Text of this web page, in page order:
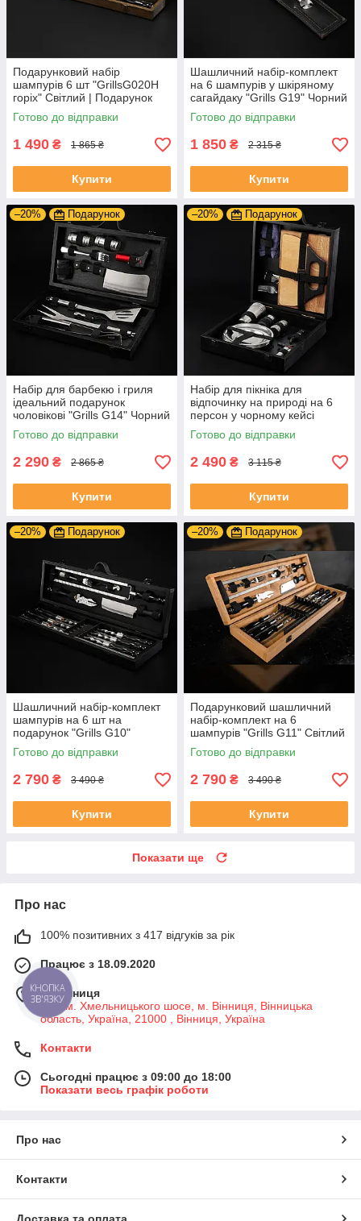
Подарунковий набір
шампурів 6 шт "GrillsG020H
горіх" Світлий | Подарунок
для чоловіка, батька, сина
Готово до відправки
1 490 ₴ 1 865 ₴
Купити
Шашличний набір-комплект
на 6 шампурів у шкіряному
сагайдаку "Grills G19" Чорний
| Гравіювання на замовлення
Готово до відправки
1 850 ₴ 2 315 ₴
Купити
–20% Подарунок
Набір для барбекю і гриля
ідеальний подарунок
чоловікові "Grills G14" Чорний
| 19 предметів + Гравіювання
на замовлення
Готово до відправки
2 290 ₴ 2 865 ₴
Купити
–20% Подарунок
Набір для пікніка для
відпочинку на природі на 6
персон у чорному кейсі
Готово до відправки
2 490 ₴ 3 115 ₴
Купити
–20% Подарунок
Шашличний набір-комплект
шампурів на 6 шт на
подарунок "Grills G10"
Чорний | 17 предметів +
Гравіювання на замовлення
Готово до відправки
2 790 ₴ 3 490 ₴
Купити
–20% Подарунок
Подарунковий шашличний
набір-комплект на 6
шампурів "Grills G11" Світлий
Готово до відправки
2 790 ₴ 3 490 ₴
Купити
Показати ще
Про нас
100% позитивних з 417 відгуків за рік
Працює з 18.09.2020
м. Вінниця
7-й км. Хмельницького шосе, м. Вінниця, Вінницька
область, Україна, 21000 , Вінниця, Україна
Контакти
Сьогодні працює з 09:00 до 18:00
Показати весь графік роботи
Про нас
Контакти
КНОПКА
ЗВ'ЯЗКУ